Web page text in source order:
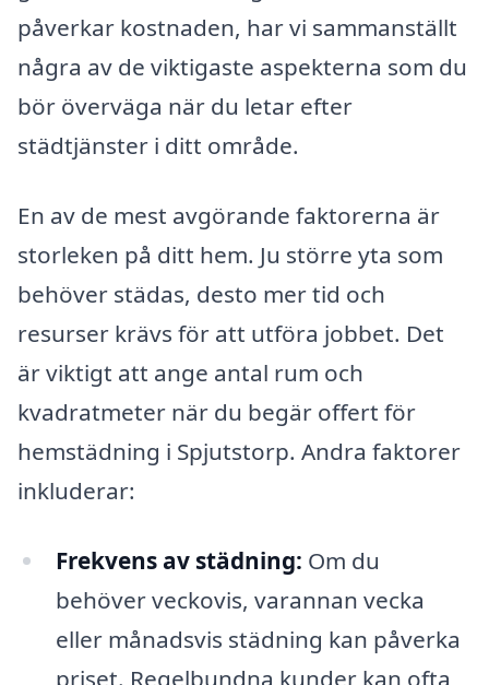
påverkar kostnaden, har vi sammanställt
några av de viktigaste aspekterna som du
bör överväga när du letar efter
städtjänster i ditt område.
En av de mest avgörande faktorerna är
storleken på ditt hem. Ju större yta som
behöver städas, desto mer tid och
resurser krävs för att utföra jobbet. Det
är viktigt att ange antal rum och
kvadratmeter när du begär offert för
hemstädning i Spjutstorp. Andra faktorer
inkluderar:
Frekvens av städning: Om du
behöver veckovis, varannan vecka
eller månadsvis städning kan påverka
priset. Regelbundna kunder kan ofta